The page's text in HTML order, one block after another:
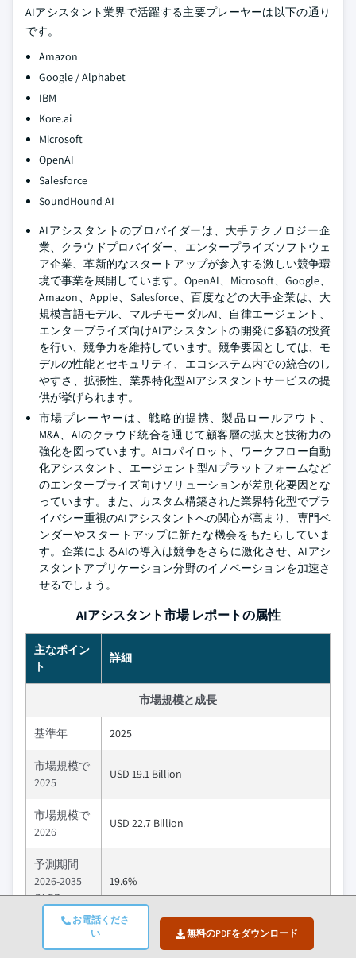
お電話くださ
い
無料のPDFをダウンロード
AIアシスタント業界で活躍する主要プレーヤーは以下の通り
です。
Amazon
Google / Alphabet
IBM
Kore.ai
Microsoft
OpenAI
Salesforce
SoundHound AI
AIアシスタントのプロバイダーは、大手テクノロジー企
業、クラウドプロバイダー、エンタープライズソフトウェ
ア企業、革新的なスタートアップが参入する激しい競争環
境で事業を展開しています。OpenAI、Microsoft、Google、
Amazon、Apple、Salesforce、百度などの大手企業は、大
規模言語モデル、マルチモーダルAI、自律エージェント、
エンタープライズ向けAIアシスタントの開発に多額の投資
を行い、競争力を維持しています。競争要因としては、モ
デルの性能とセキュリティ、エコシステム内での統合のし
やすさ、拡張性、業界特化型AIアシスタントサービスの提
供が挙げられます。
市場プレーヤーは、戦略的提携、製品ロールアウト、
M&A、AIのクラウド統合を通じて顧客層の拡大と技術力の
強化を図っています。AIコパイロット、ワークフロー自動
化アシスタント、エージェント型AIプラットフォームなど
のエンタープライズ向けソリューションが差別化要因とな
っています。また、カスタム構築された業界特化型でプラ
イバシー重視のAIアシスタントへの関心が高まり、専門ベ
ンダーやスタートアップに新たな機会をもたらしていま
す。企業によるAIの導入は競争をさらに激化させ、AIアシ
スタントアプリケーション分野のイノベーションを加速さ
せるでしょう。
AIアシスタント市場 レポートの属性
主なポイン
ト
詳細
市場規模と成長
基準年 2025
市場規模で
2025
USD 19.1 Billion
市場規模で
2026
USD 22.7 Billion
予測期間
2026-2035
CAGR
19.6%
市場規模で
2035
USD 114.1 Billion